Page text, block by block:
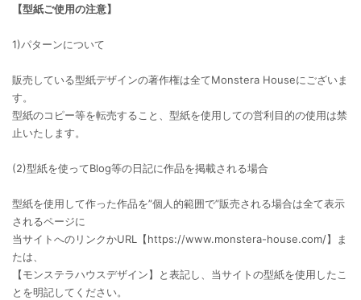
【型紙ご使用の注意】
1)パターンについて
販売している型紙デザインの著作権は全てMonstera Houseにございま
す。
型紙のコピー等を転売すること、型紙を使用しての営利目的の使用は禁
止いたします。
(2)型紙を使ってBlog等の日記に作品を掲載される場合
型紙を使用して作った作品を”個人的範囲で”販売される場合は全て表示
されるページに
当サイトへのリンクかURL【https://www.monstera-house.com/】ま
たは、
【モンステラハウスデザイン】と表記し、当サイトの型紙を使用したこ
とを明記してください。